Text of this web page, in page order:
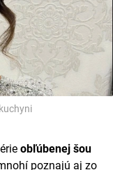
obľúbenej šou
poznajú aj zo